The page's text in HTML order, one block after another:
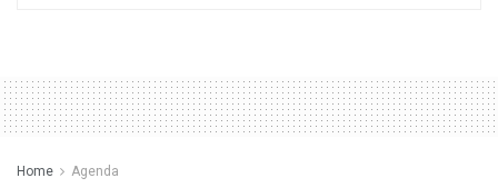
Home Agenda